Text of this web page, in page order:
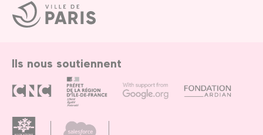
Ville
de
Paris
Ils nous soutiennent